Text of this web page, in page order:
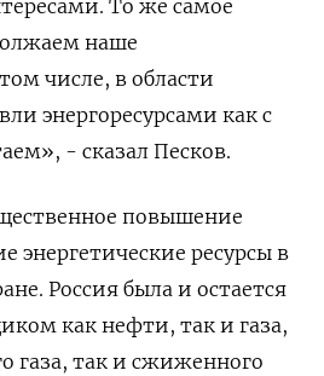
​То же самое
наше
числе, в области
энергоресурсами как с
- ​сказал ‌Песков.
повышение
энергетические ​ресурсы в
Россия была и остается
как нефти, так и газа,
газа, так и сжиженного